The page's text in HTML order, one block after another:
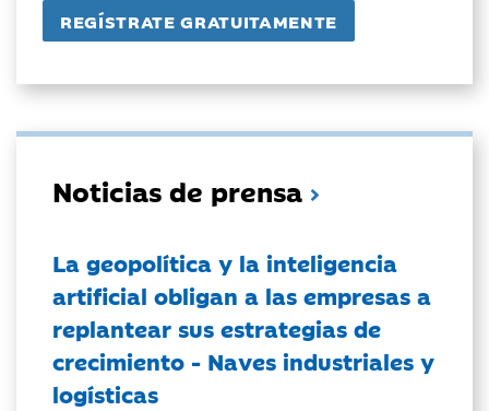
Noticias de prensa
La geopolítica y la inteligencia
artificial obligan a las empresas a
replantear sus estrategias de
crecimiento - Naves industriales y
logísticas